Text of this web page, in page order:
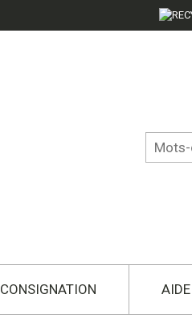
CONSIGNATION AIDE